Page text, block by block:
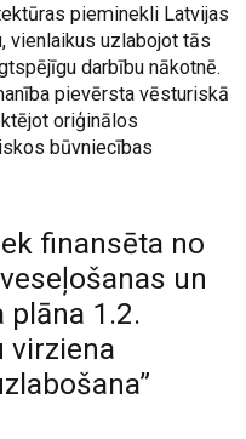
pieminekli Latvijas
vienlaikus uzlabojot tās
darbību nākotnē.
pievērsta vēsturiskā
oriģinālos
būvniecības
finansēta no
un
1.2.
virziena